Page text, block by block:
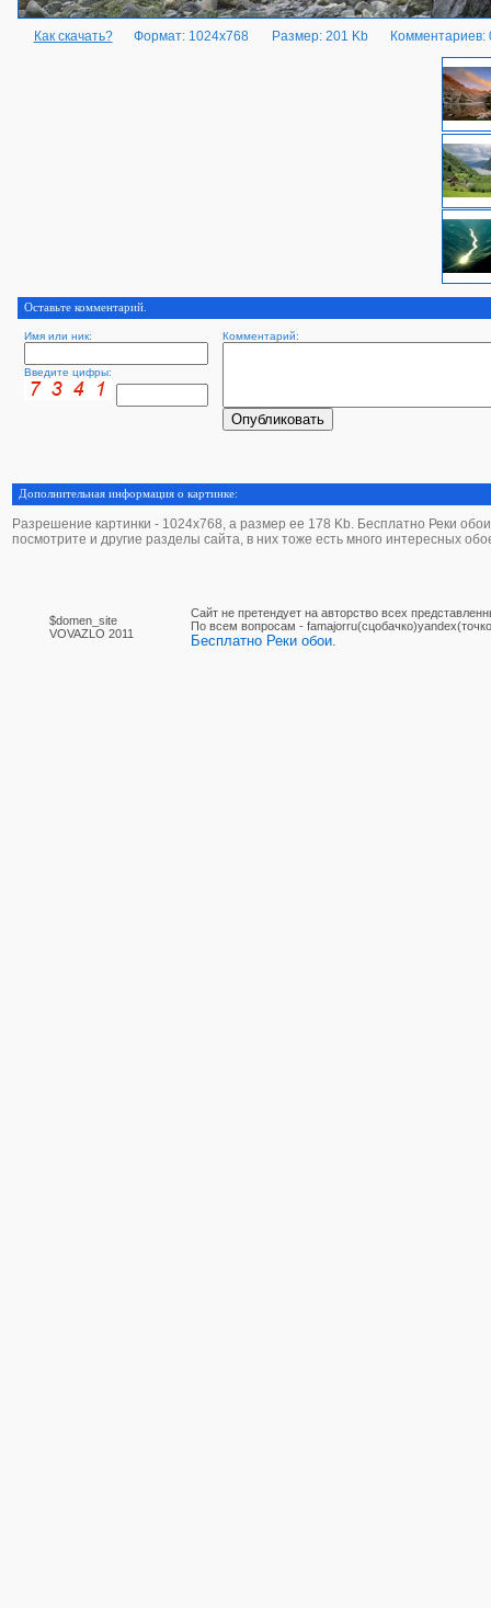
Как скачать? Формат: 1024x768 Размер: 201 Kb Комментариев:
Оставьте комментарий.
Имя или ник: Комментарий:
Введите цифры:
Дополнительная информация о картинке:
Разрешение картинки - 1024х768, а размер ее 178 Kb. Бесплатно Реки обои
посмотрите и другие разделы сайта, в них тоже есть много интересных
$domen_site
VOVAZLO 2011
Сайт не претендует на авторство всех
По вcем вопросам -
Бесплатно Реки обои.